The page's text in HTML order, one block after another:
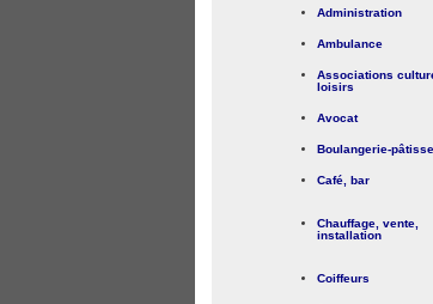
Administration
Ambulance
Associations
loisirs
Avocat
Boulangerie-
Café, bar
Chauffage, vente,
installation
Coiffeurs